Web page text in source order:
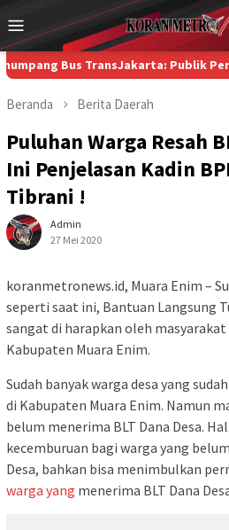
ke
konten
Menu
Mobile
TransJakarta: Publik Perlu Tahu,
Beranda Berita Daerah
Puluhan Warga Resah
Ini Penjelasan Kadin
Tibrani !
Admin
27 Mei 2020
koranmetronews.id, Muara Enim –
seperti saat ini, Bantuan Langsung
sangat di harapkan oleh
Kabupaten Muara Enim.
Sudah banyak warga desa yang
di Kabupaten Muara Enim. Namun
belum menerima BLT Dana Desa.
kecemburuan bagi warga yang
Desa, bahkan bisa menimbulkan
warga yang menerima BLT Dana